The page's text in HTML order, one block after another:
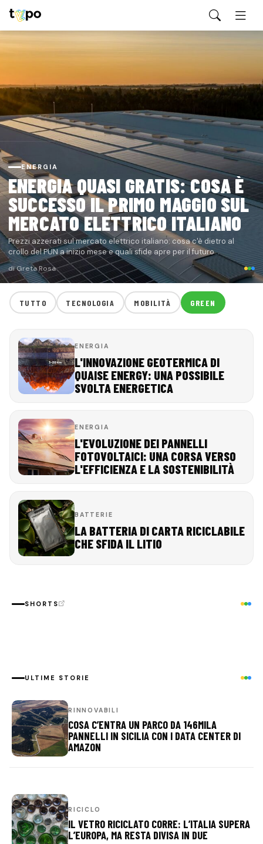
ENERGIA
ENERGIA QUASI GRATIS: COSA È
SUCCESSO IL PRIMO MAGGIO SUL
MERCATO ELETTRICO ITALIANO
Prezzi azzerati sul mercato elettrico italiano: cosa c'è dietro al
crollo del PUN a inizio mese e quali sfide apre per il futuro
energetico
di Greta Rosa
TUTTO TECNOLOGIA MOBILITÀ GREEN
ENERGIA
L'INNOVAZIONE GEOTERMICA DI
QUAISE ENERGY: UNA POSSIBILE
SVOLTA ENERGETICA
ENERGIA
L'EVOLUZIONE DEI PANNELLI
FOTOVOLTAICI: UNA CORSA VERSO
L'EFFICIENZA E LA SOSTENIBILITÀ
BATTERIE
LA BATTERIA DI CARTA RICICLABILE
CHE SFIDA IL LITIO
SHORTS
per la FUSIONE NUCLEARE
ULTIME STORIE
RINNOVABILI
COSA C’ENTRA UN PARCO DA 146MILA
PANNELLI IN SICILIA CON I DATA CENTER DI
AMAZON
RICICLO
IL VETRO RICICLATO CORRE: L’ITALIA SUPERA
L’EUROPA, MA RESTA DIVISA IN DUE